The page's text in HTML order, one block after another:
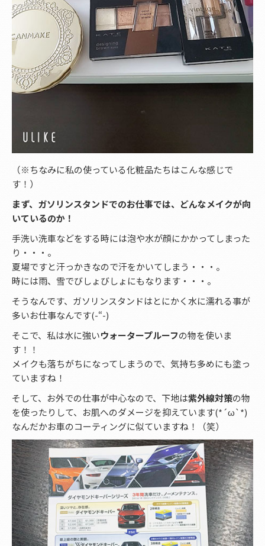
（※ちなみに私の使っている化粧品たちはこんな感じで
す！）
まず、ガソリンスタンドでのお仕事では、どんなメイクが向
いているのか！
手洗い洗車などをする時には泡や水が顔にかかってしまった
り・・・。
夏場ですと汗っかきなので汗をかいてしまう・・・。
時には雨、雪でびしょびしょにもなります・・・。
そうなんです、ガソリンスタンドはとにかく水に濡れる事が
多いお仕事なんです(-“-)
そこで、私は水に強いウォータープルーフの物を使いま
す！！
メイクも落ちがちになってしまうので、気持ち多めにも塗っ
ていますね！
そして、お外での仕事が中心なので、下地は紫外線対策の物
を使ったりして、お肌へのダメージを抑えています(*´ω`*)
なんだかお車のコーティングに似ていますね！（笑）